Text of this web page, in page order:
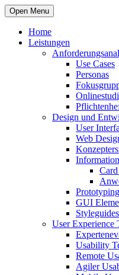
Open Menu
Home
Leistungen
Use Cases
Personas
Design und
User
Web
GUI
Styleguides
User Experience
Usability
Remote
Agiler